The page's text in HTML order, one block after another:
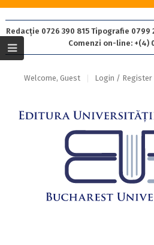
Redacție 0726 390 815 Tipografie 0799
Comenzi on-line: +(4)
Welcome, Guest Login / Register